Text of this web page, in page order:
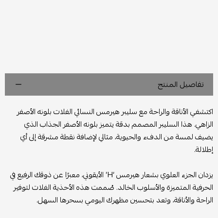
تفاصيل المنتج
اكتشفي الأناقة والراحة مع سليبر هيرمس النسائي الفلات بلونه الأصفر
الزاهي. هذا السليبر المصمم بدقة يتميز بلونه الأصفر الجذاب الذي
يضيف لمسة من الدفء والحيوية، مثالي لإضافة نقطة مشرقة إلى أي
إطلالة.
يزدان الجزء العلوي بشعار هيرمس ‘H’ الأيقوني، معبرًا عن ذوقك الرفيع في
الحرفية المتميزة والأسلوب الخالد. صُممت هذه الأحذية الفلات لتوفير
الراحة والأناقة، وتعد بتحسين مظهرك اليومي بسحرها السهل.